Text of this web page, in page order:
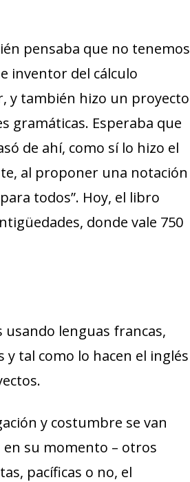
pensaba que no tenemos
inventor del cálculo
y también hizo un proyecto
gramáticas. Esperaba que
de ahí, como sí lo hizo el
al proponer una notación
todos”. Hoy, el libro
donde vale 750
usando lenguas francas,
tal como lo hacen el inglés
y costumbre se van
su momento – otros
pacíficas o no, el